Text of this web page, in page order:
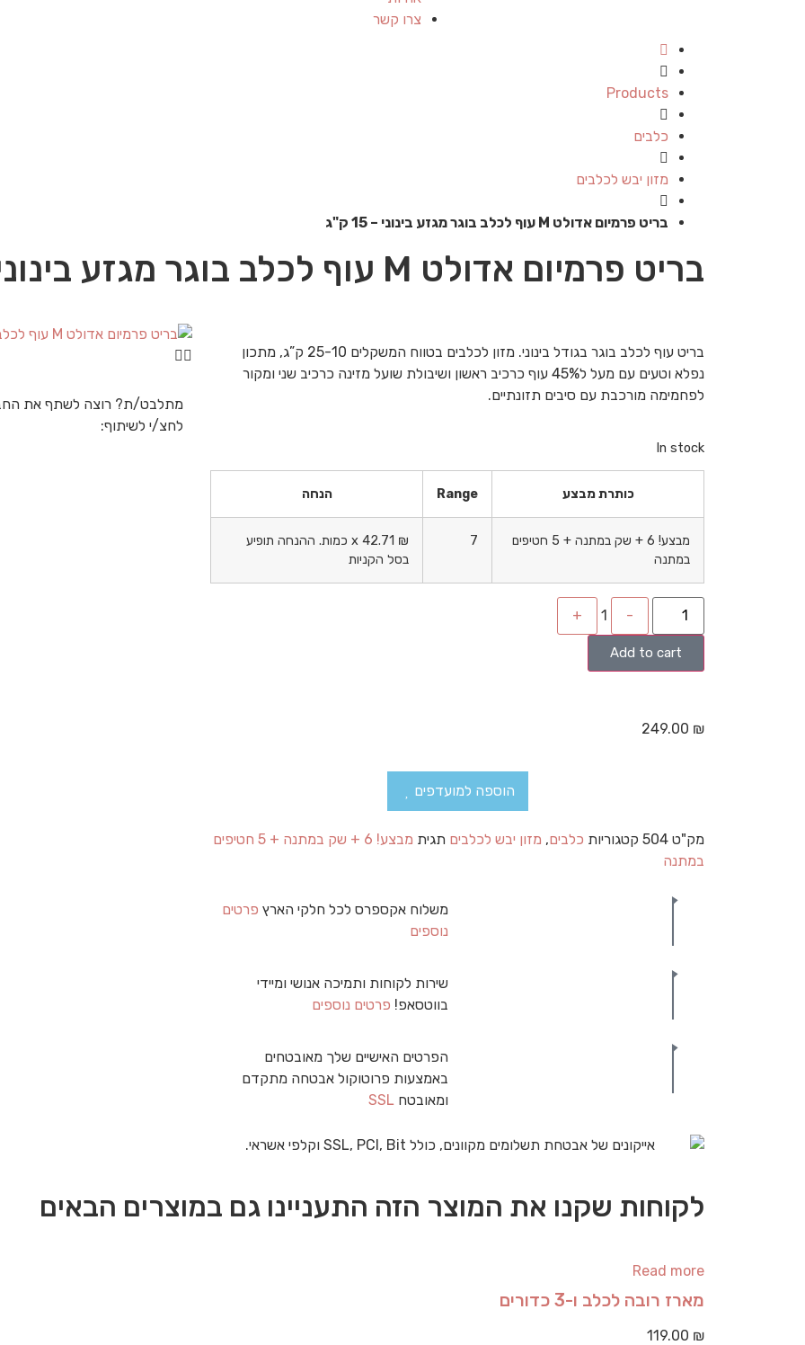
צרו קשר
Products
כלבים
מזון יבש לכלבים
בריט פרמיום אדולט M עוף לכלב בוגר מגזע בינוני – 15 ק"ג
בריט פרמיום אדולט M עוף לכלב בוגר מגזע בינוני – 15 ק"ג
בריט עוף לכלב בוגר בגודל בינוני. מזון לכלבים בטווח המשקלים 25-10 ק”ג, מתכון
נפלא וטעים עם מעל ל45% עוף כרכיב ראשון ושיבולת שועל מזינה כרכיב שני ומקור
לפחמימה מורכבת עם סיבים תזונתיים.
In stock
כותרת מבצע Range הנחה
מבצע! 6 + שק במתנה + 5 חטיפים
במתנה
7
42.71 ₪
x כמות. ההנחה תופיע
בסל הקניות
-
1
+
Add to cart
249.00 ₪
הוספה למועדפים
מק"ט 504 קטגוריות כלבים, מזון יבש לכלבים תגית
מבצע! 6 + שק במתנה + 5 חטיפים
במתנה
משלוח אקספרס לכל חלקי הארץ פרטים
נוספים
שירות לקוחות ותמיכה אנושי ומיידי
בווטסאפ! פרטים נוספים
הפרטים האישיים שלך מאובטחים
באמצעות פרוטוקול אבטחה מתקדם
ומאובטח SSL
מתלבט/ת? רוצה לשתף את
לחצ/י לשיתוף:
לקוחות שקנו את המוצר הזה התעניינו גם במוצרים הבאים
Read more
מארז רובה לכלב ו-3 כדורים
119.00 ₪